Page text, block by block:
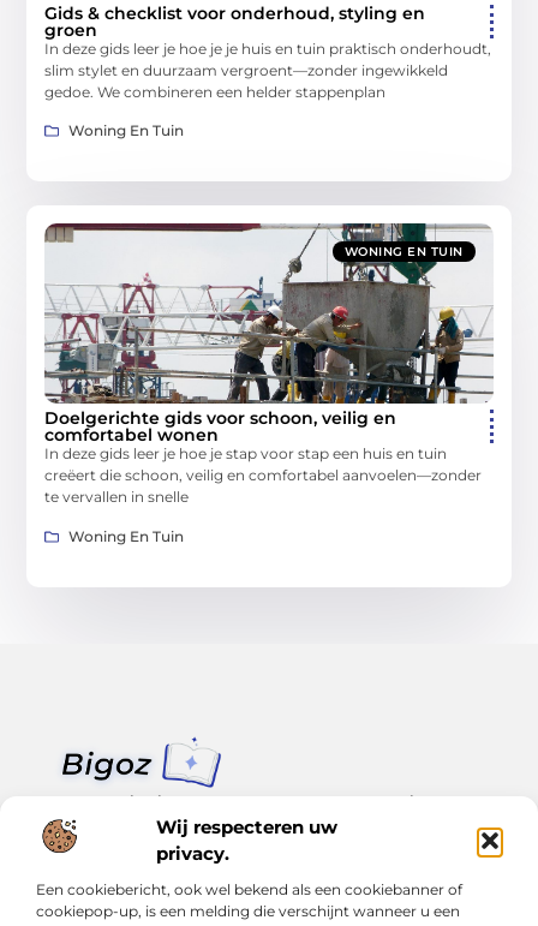
Wij respecteren uw
privacy.
Een cookiebericht, ook wel bekend als een cookiebanner of
cookiepop-up, is een melding die verschijnt wanneer u een
Gids & checklist voor onderhoud, styling en
groen
In deze gids leer je hoe je je huis en tuin praktisch onderhoudt,
slim stylet en duurzaam vergroent—zonder ingewikkeld
gedoe. We combineren een helder stappenplan
Woning En Tuin
WONING EN TUIN
Doelgerichte gids voor schoon, veilig en
comfortabel wonen
In deze gids leer je hoe je stap voor stap een huis en tuin
creëert die schoon, veilig en comfortabel aanvoelen—zonder
te vervallen in snelle
Woning En Tuin
Van klein nieuws tot grote trends – alles op Bigoz.nl.
Lees inspirerende blogs en artikelen over het dagelijks leven,
actualiteit en meer.
Bericht categorie